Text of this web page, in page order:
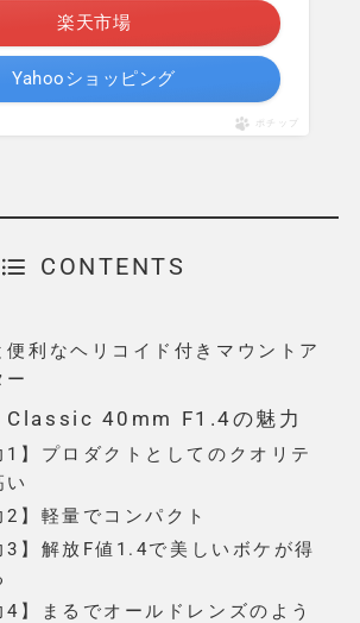
楽天市場
Yahooショッピング
ポチップ
CONTENTS
便利なヘリコイド付きマウントア
ー
Classic 40mm F1.4の魅力
1】プロダクトとしてのクオリテ
い
2】軽量でコンパクト
3】解放F値1.4で美しいボケが得
4】まるでオールドレンズのよう